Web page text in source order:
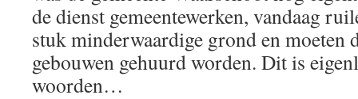
de dienst gemeentewerken, vandaag
stuk minderwaardige grond en moeten
gebouwen gehuurd worden. Dit is
woorden…